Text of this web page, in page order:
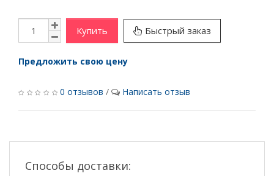
Купить Быстрый заказ
Предложить свою цену
0 отзывов / Написать отзыв
Способы доставки: